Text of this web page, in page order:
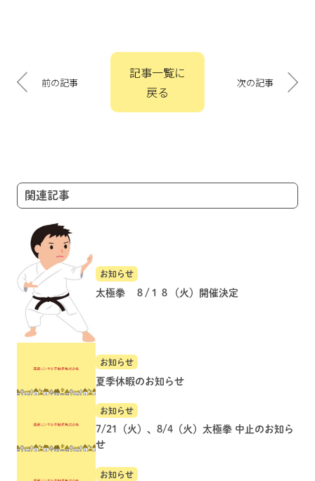
稿
ナ
ョ
ン
前の記事
記事一覧に
戻る
次の記事
関連記事
お知らせ
太極拳 ８/１８（火）開催決定
お知らせ
夏季休暇のお知らせ
お知らせ
7/21（火）、8/4（火）太極拳 中止のお知ら
せ
お知らせ